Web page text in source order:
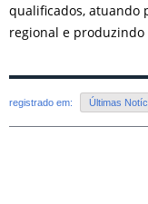
qualificados, atuando
regional e
registrado em: Últimas